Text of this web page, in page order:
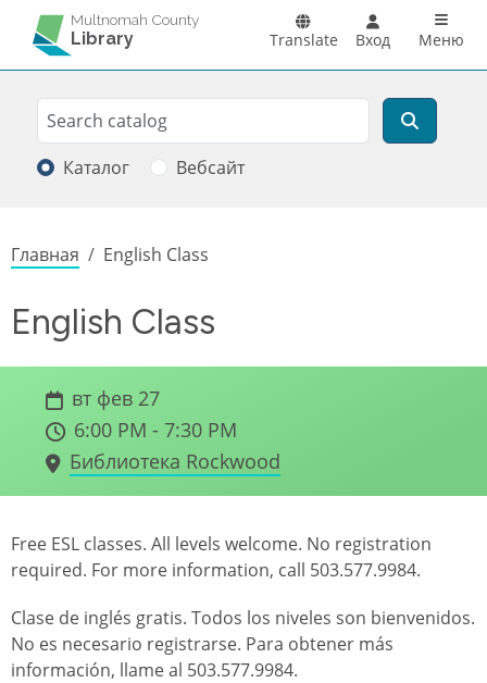
Перейти к основному содержанию
Multnomah County
Library Translate Вход Main
Меню
Search
Поиск
Каталог Вебсайт
Строка навигации
Главная English Class
English Class
вт фев 27
6:00 PM - 7:30 PM
Библиотека Rockwood
Free ESL classes. All levels welcome. No registration
required. For more information, call 503.577.9984.
Clase de inglés gratis. Todos los niveles son bienvenidos.
No es necesario registrarse. Para obtener más
información, llame al 503.577.9984.